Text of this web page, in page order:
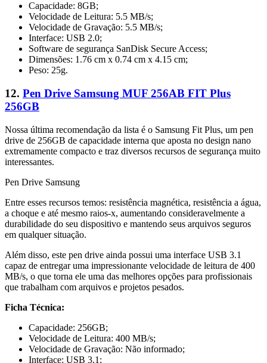
Capacidade: 8GB;
Velocidade de Leitura: 5.5 MB/s;
Velocidade de Gravação: 5.5 MB/s;
Interface: USB 2.0;
Software de segurança SanDisk Secure Access;
Dimensões: 1.76 cm x 0.74 cm x 4.15 cm;
Peso: 25g.
12. Pen Drive Samsung MUF 256AB FIT Plus
256GB
Nossa última recomendação da lista é o Samsung Fit Plus, um pen
drive de 256GB de capacidade interna que aposta no design nano
extremamente compacto e traz diversos recursos de segurança muito
interessantes.
Pen Drive Samsung
Entre esses recursos temos: resistência magnética, resistência a água,
a choque e até mesmo raios-x, aumentando consideravelmente a
durabilidade do seu dispositivo e mantendo seus arquivos seguros
em qualquer situação.
Além disso, este pen drive ainda possui uma interface USB 3.1
capaz de entregar uma impressionante velocidade de leitura de 400
MB/s, o que torna ele uma das melhores opções para profissionais
que trabalham com arquivos e projetos pesados.
Ficha Técnica:
Capacidade: 256GB;
Velocidade de Leitura: 400 MB/s;
Velocidade de Gravação: Não informado;
Interface: USB 3.1;